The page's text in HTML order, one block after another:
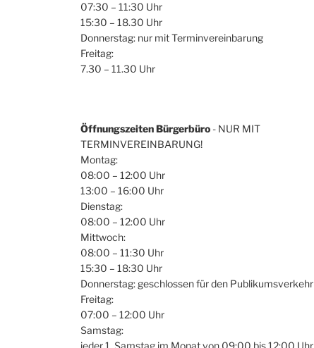
07:30 – 11:30 Uhr
15:30 – 18.30 Uhr
Donnerstag: nur mit Terminvereinbarung
Freitag:
7.30 – 11.30 Uhr
Öffnungszeiten Bürgerbüro - NUR MIT
TERMINVEREINBARUNG!
Montag:
08:00 – 12:00 Uhr
13:00 – 16:00 Uhr
Dienstag:
08:00 – 12:00 Uhr
Mittwoch:
08:00 – 11:30 Uhr
15:30 – 18:30 Uhr
Donnerstag: geschlossen für den Publikumsverkehr
Freitag:
07:00 – 12:00 Uhr
Samstag:
jeder 1. Samstag im Monat von 09:00 bis 12:00 Uhr